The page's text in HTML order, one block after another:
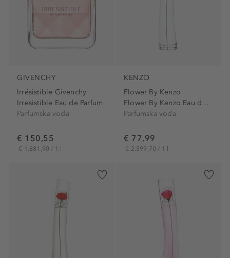
GIVENCHY
Irrésistible Givenchy
Irresistible Eau de Parfum
Parfumska voda
€ 150,55
€ 1.881,90 / 1 l
KENZO
Flower By Kenzo
Flower By Kenzo Eau de Parfum
Parfumska voda
€ 77,99
€ 2.599,70 / 1 l